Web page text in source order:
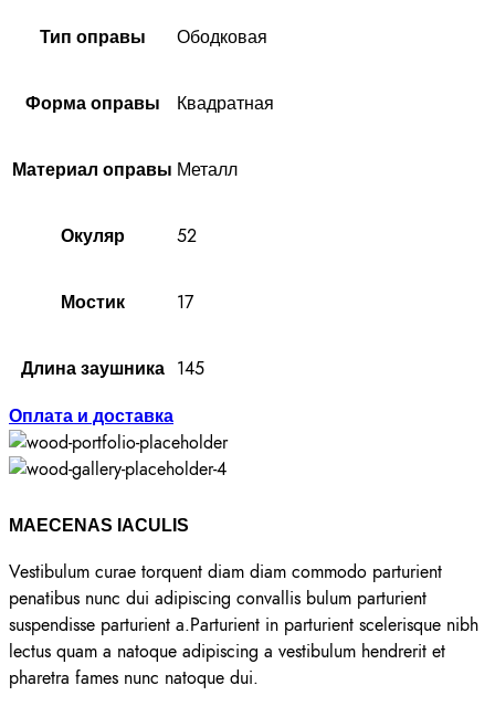
Тип оправы Ободковая
Форма оправы Квадратная
Материал оправы Металл
Окуляр 52
Мостик 17
Длина заушника 145
Оплата и доставка
MAECENAS IACULIS
Vestibulum curae torquent diam diam commodo parturient
penatibus nunc dui adipiscing convallis bulum parturient
suspendisse parturient a.Parturient in parturient scelerisque nibh
lectus quam a natoque adipiscing a vestibulum hendrerit et
pharetra fames nunc natoque dui.